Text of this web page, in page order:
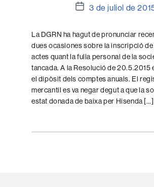
Data
l'entrada
3 de juliol de
La DGRN ha hagut de pronunciar
dues ocasiones sobre la inscripció
actes quant la fulla personal de la
tancada. A la Resolució de 20.5.2015
el dipòsit dels comptes anuals. El
mercantil es va negar degut a que la
estat donada de baixa per Hisenda […]